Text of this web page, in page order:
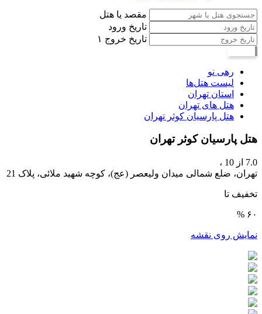
مقصد یا هتل
تاریخ ورود
تاریخ خروج ۱
رهی نو
لیست هتل‌ها
استان تهران
هتل های تهران
هتل پارسیان کوثر تهران
هتل پارسیان کوثر تهران
7.0 از 10 ،
تهران، ضلع شمالی میدان ولیعصر (عج)، کوچه شهید ملائی، پلاک 21
تخفیف تا
۶۰ %
نمایش روی نقشه